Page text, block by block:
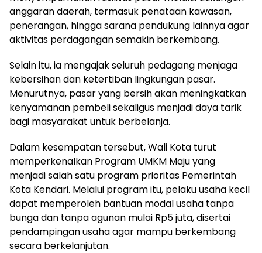
anggaran daerah, termasuk penataan kawasan,
penerangan, hingga sarana pendukung lainnya agar
aktivitas perdagangan semakin berkembang.
Selain itu, ia mengajak seluruh pedagang menjaga
kebersihan dan ketertiban lingkungan pasar.
Menurutnya, pasar yang bersih akan meningkatkan
kenyamanan pembeli sekaligus menjadi daya tarik
bagi masyarakat untuk berbelanja.
Dalam kesempatan tersebut, Wali Kota turut
memperkenalkan Program UMKM Maju yang
menjadi salah satu program prioritas Pemerintah
Kota Kendari. Melalui program itu, pelaku usaha kecil
dapat memperoleh bantuan modal usaha tanpa
bunga dan tanpa agunan mulai Rp5 juta, disertai
pendampingan usaha agar mampu berkembang
secara berkelanjutan.